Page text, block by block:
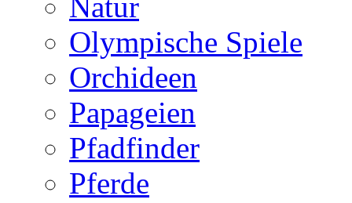
Natur
Olympische Spiele
Orchideen
Papageien
Pfadfinder
Pferde